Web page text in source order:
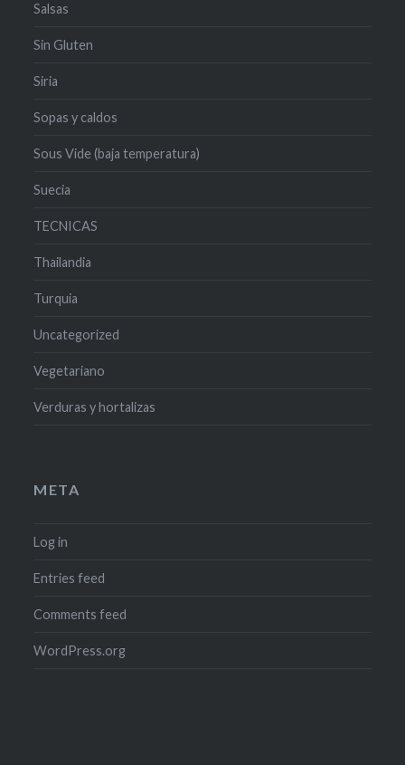
Salsas
Sin Gluten
Siria
Sopas y caldos
Sous Vide (baja temperatura)
Suecia
TECNICAS
Thailandia
Turquia
Uncategorized
Vegetariano
Verduras y hortalizas
META
Log in
Entries feed
Comments feed
WordPress.org